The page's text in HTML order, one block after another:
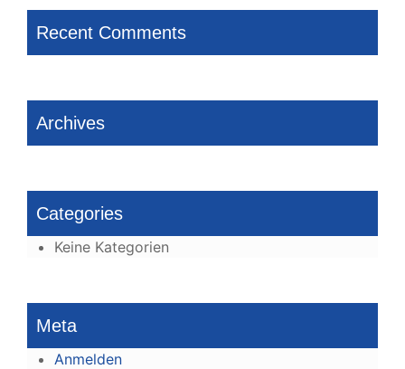
Recent Comments
Archives
Categories
Keine Kategorien
Meta
Anmelden